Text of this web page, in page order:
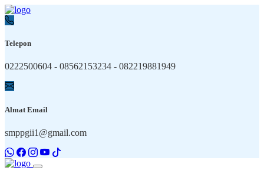
Telepon
0222500604 - 08562153234 - 082219881949
Almat Email
smppgii1@gmail.com